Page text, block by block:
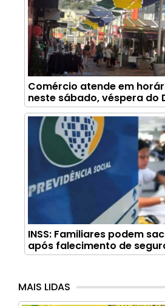
Comércio atende em
neste sábado, véspera do
INSS: Familiares podem
após falecimento de
MAIS LIDAS